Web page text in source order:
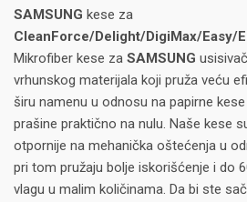
SAMSUNG kese za
CleanForce/Delight/DigiMax/Easy/
Mikrofiber kese za SAMSUNG
vrhunskog materijala koji pruža veću
širu namenu u odnosu na papirne
prašine praktično na nulu. Naše kese
otpornije na mehanička oštećenja u
pri tom pružaju bolje iskorišćenje i do
vlagu u malim količinama. Da bi ste